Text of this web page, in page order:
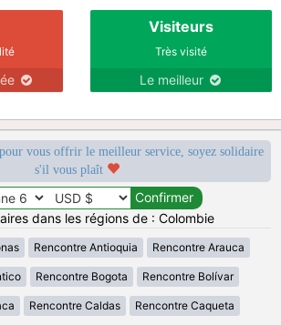
Visiteurs
Très visité
Le meilleur
vous offrir le meilleur service, soyez solidaire
s'il vous plaît
dans les régions de : Colombie
Rencontre Antioquia Rencontre Arauca
Rencontre Bogota Rencontre Bolívar
Rencontre Caldas Rencontre Caqueta